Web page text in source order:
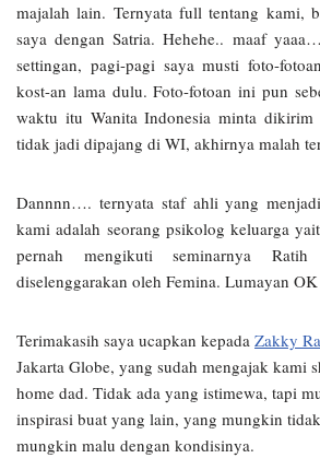
majalah lain. Ternyata full tentang kami,
saya dengan Satria. Hehehe.. maaf
settingan, pagi-pagi saya musti foto-
kost-an lama dulu. Foto-fotoan ini pun
waktu itu Wanita Indonesia minta dikirim
tidak jadi dipajang di WI, akhirnya malah
Dannnn…. ternyata staf ahli yang
kami adalah seorang psikolog keluarga
pernah mengikuti seminarnya
diselenggarakan oleh Femina. Lumayan
Terimakasih saya ucapkan kepada Zakky
Jakarta Globe, yang sudah mengajak kami
home dad. Tidak ada yang istimewa, tapi
inspirasi buat yang lain, yang mungkin
mungkin malu dengan kondisinya.